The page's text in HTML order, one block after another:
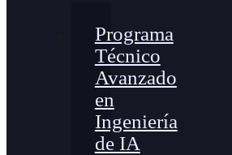
Programa
Técnico
Avanzado
en
Ingeniería
de IA